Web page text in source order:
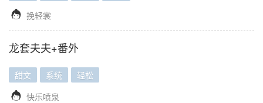
 挽轻裳
龙套夫夫+番外
甜文 系统 轻松
 快乐喷泉